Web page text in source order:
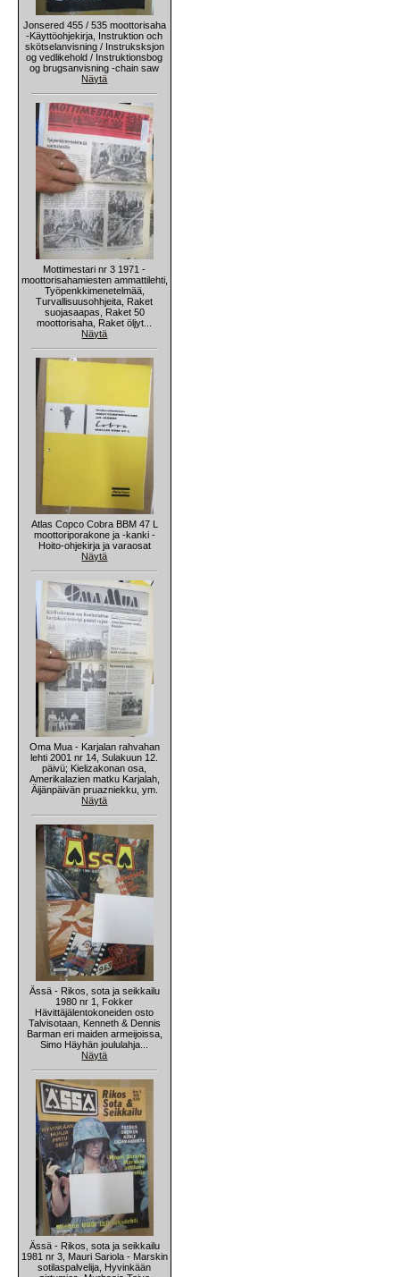
Jonsered 455 / 535 moottorisaha
-Käyttöohjekirja, Instruktion och
skötselanvisning / Instruksksjon
og vedlikehold / Instruktionsbog
og brugsanvisning -chain saw
Näytä
Mottimestari nr 3 1971 -
moottorisahamiesten ammattilehti,
Työpenkkimenetelmää,
Turvallisuusohhjeita, Raket
suojasaapas, Raket 50
moottorisaha, Raket öljyt...
Näytä
Atlas Copco Cobra BBM 47 L
moottoriporakone ja -kanki -
Hoito-ohjekirja ja varaosat
Näytä
Oma Mua - Karjalan rahvahan
lehti 2001 nr 14, Sulakuun 12.
päivü; Kielizakonan osa,
Amerikalazien matku Karjalah,
Äijänpäivän pruazniekku, ym.
Näytä
Ässä - Rikos, sota ja seikkailu
1980 nr 1, Fokker
Hävittäjälentokoneiden osto
Talvisotaan, Kenneth & Dennis
Barman eri maiden armeijoissa,
Simo Häyhän joululahja...
Näytä
Ässä - Rikos, sota ja seikkailu
1981 nr 3, Mauri Sariola - Marskin
sotilaspalvelija, Hyvinkään